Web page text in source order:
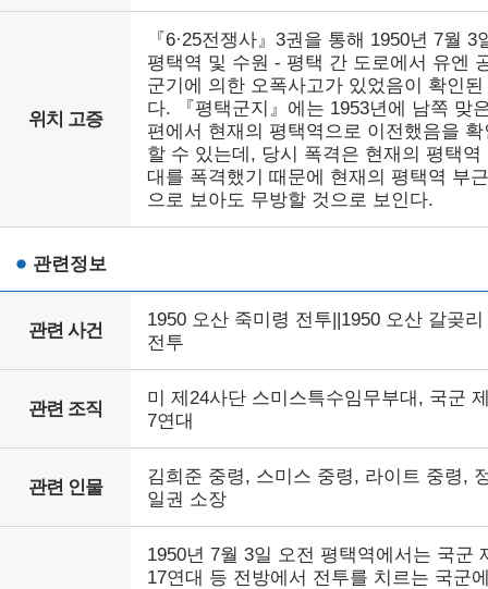
위치 고증
『6·25전쟁사』3권을 통해 1950년 7월 3
평택역 및 수원 - 평택 간 도로에서 유엔
군기에 의한 오폭사고가 있었음이 확인된
다. 『평택군지』에는 1953년에 남쪽 맞
편에서 현재의 평택역으로 이전했음을 확
할 수 있는데, 당시 폭격은 현재의 평택역
대를 폭격했기 때문에 현재의 평택역 부근
으로 보아도 무방할 것으로 보인다.
관련정보
관련 사건
1950 오산 죽미령 전투||1950 오산 갈곶리
전투
관련 조직
미 제24사단 스미스특수임무부대, 국군
7연대
관련 인물
김희준 중령, 스미스 중령, 라이트 중령,
일권 소장
1950년 7월 3일 오전 평택역에서는 국군
17연대 등 전방에서 전투를 치르는 국군